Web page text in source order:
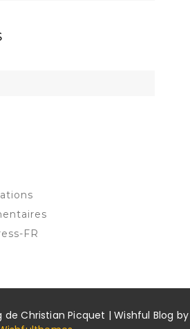
FR
de Christian Picquet | Wishful Blog by